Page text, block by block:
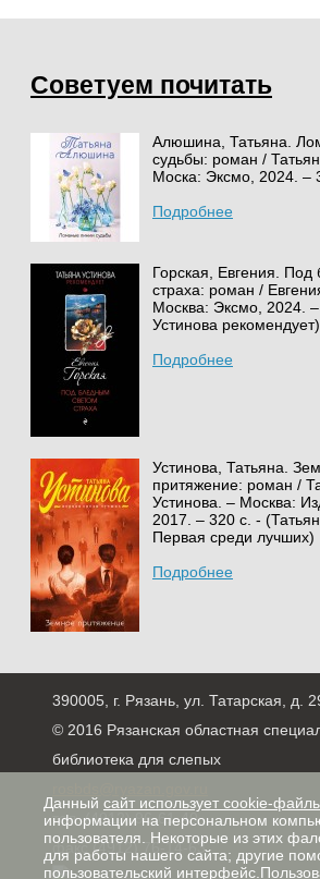
Советуем почитать
Алюшина, Татьяна.
судьбы: роман /
Моска: Эксмо, 2024. –
Подробнее
Горская, Евгения.
страха: роман /
Москва: Эксмо, 2024.
Устинова рекомендует)
Подробнее
Устинова, Татьяна.
притяжение: роман /
Устинова. – Москва:
2017. – 320 с. -
Первая среди лучших)
Подробнее
390005, г. Рязань, ул. Татарская, д.
© 2016 Рязанская областная
библиотека для слепых
тел. (4912) 96-61-40,
факс (4912) 76-14-63
Данный сайт использует cookie-
информации на персональном
пользователя. Некоторые из этих
для работы нашего сайта; другие
пользовательский